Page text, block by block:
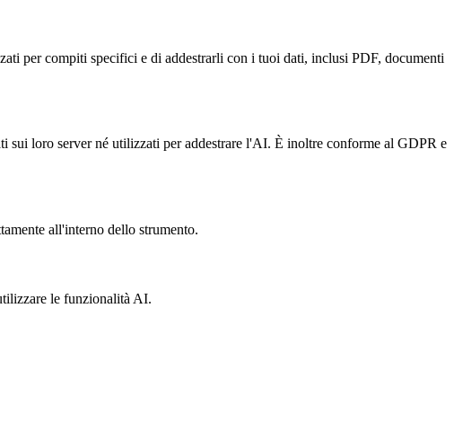
per compiti specifici e di addestrarli con i tuoi dati, inclusi PDF, documenti
loro server né utilizzati per addestrare l'AI. È inoltre conforme al GDPR e
all'interno dello strumento.
le funzionalità AI.